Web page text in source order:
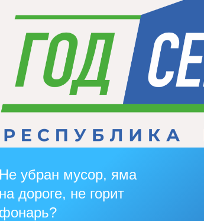
Не убран мусор, яма
на дороге, не горит
фонарь?